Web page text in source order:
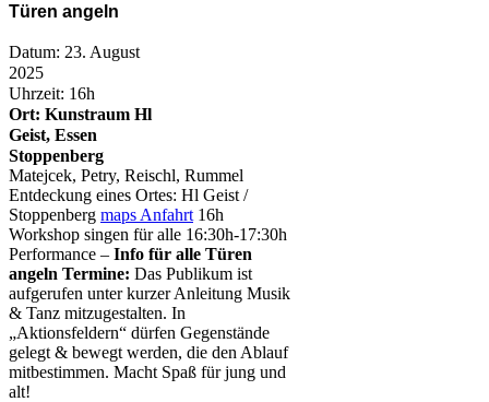
Türen angeln
Datum: 23. August
2025
Uhrzeit: 16h
Ort: Kunstraum Hl
Geist, Essen
Stoppenberg
Matejcek, Petry, Reischl, Rummel
Entdeckung eines Ortes: Hl Geist /
Stoppenberg maps Anfahrt 16h
Workshop singen für alle 16:30h-17:30h
Performance – Info für alle Türen
angeln Termine: Das Publikum ist
aufgerufen unter kurzer Anleitung Musik
& Tanz mitzugestalten. In
„Aktionsfeldern“ dürfen Gegenstände
gelegt & bewegt werden, die den Ablauf
mitbestimmen. Macht Spaß für jung und
alt!